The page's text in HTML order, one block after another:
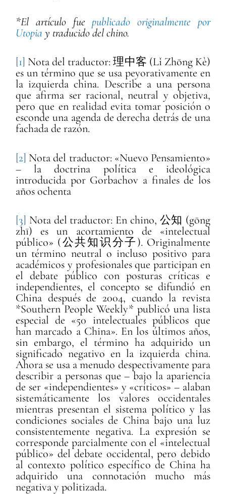
*El artículo fuepublicado originalmente por
Utopia y traducido del chino.
[1] Nota del traductor: 理中客 (Lǐ Zhōng Kè)
es un término que se usa peyorativamente en
la izquierda china. Describe a una persona
que afirma ser racional, neutral y objetiva,
pero que en realidad evita tomar posición o
esconde una agenda de derecha detrás de una
fachada de razón.
[2] Nota del traductor: «Nuevo Pensamiento»
– la doctrina política e ideológica
introducida por Gorbachov a finales de los
años ochenta
[3] Nota del traductor: En chino, 公知 (gōng
zhī) es un acortamiento de «intelectual
público» (公共知识分子). Originalmente
un término neutral o incluso positivo para
académicos y profesionales que participan en
el debate público con posturas críticas e
independientes, el concepto se difundió en
China después de 2004, cuando la revista
*Southern People Weekly* publicó una lista
especial de «50 intelectuales públicos que
han marcado a China». En los últimos años,
sin embargo, el término ha adquirido un
significado negativo en la izquierda china.
Ahora se usa a menudo despectivamente para
describir a personas que – bajo la apariencia
de ser «independientes» y «críticos» – alaban
sistemáticamente los valores occidentales
mientras presentan el sistema político y las
condiciones sociales de China bajo una luz
consistentemente negativa. La expresión se
corresponde parcialmente con el «intelectual
público» del debate occidental, pero debido
al contexto político específico de China ha
adquirido una connotación mucho más
negativa y politizada.